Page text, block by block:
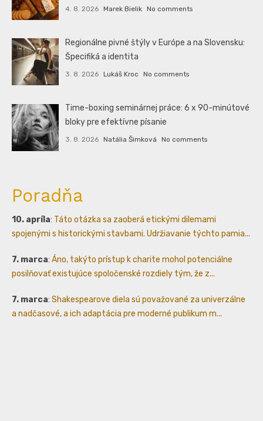
4. 8. 2026 Marek Bielik No comments
Regionálne pivné štýly v Európe a na Slovensku:
Špecifiká a identita
3. 8. 2026 Lukáš Kroc No comments
Time-boxing seminárnej práce: 6 x 90-minútové
bloky pre efektívne písanie
3. 8. 2026 Natália Šimková No comments
Poradňa
10. apríla: Táto otázka sa zaoberá etickými dilemami
spojenými s historickými stavbami. Udržiavanie týchto pamia...
7. marca: Áno, takýto prístup k charite mohol potenciálne
posilňovať existujúce spoločenské rozdiely tým, že z...
7. marca: Shakespearove diela sú považované za univerzálne
a nadčasové, a ich adaptácia pre moderné publikum m...